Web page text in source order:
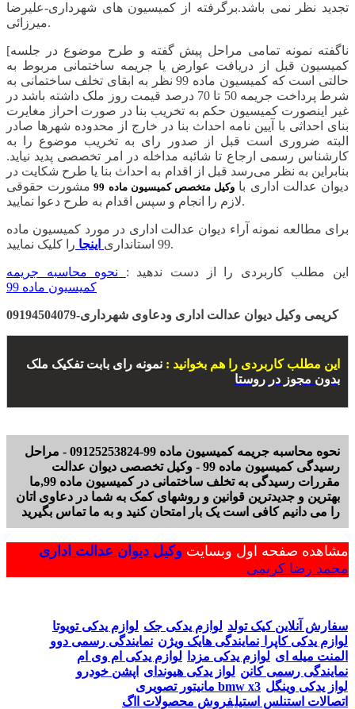
تجدید نظر نمی باشد.برگرفته از کمیسیون های شهرداری-علیرضا
میرزائی.
[ناگفته نمونه تمامی مراحل پیش گفته و طرح موضوع در جلسه
کمیسیون قبل از دریافت عوارض یا جریمه ساختمانی مربوط به
حالتی است که کمیسیون ماده 99 نظر به ابقای تخلف ساختمانی به
شرط پرداخت جریمه 50 تا 70 درصد قیمت روز ملک داشته باشد در
غیر اینصورت کمیسیون حکم به تخریب بنا در صورت احراز مغایرت
بنای احداثی با آیین نامه احداث بنا در خارج از محدوده شهرها صادر
البته ضروری است قبل از صدور رای به تخریب موضوع را به
کارشناس رسمی ارجاع تا شائبه مداخله در امر تخصصی پدید نیاید.
بنابراین به نظر می‌رسد قبل از اقدام به احداث بنا یا طرح شکایت در
دیوان عدالت اداری با وکیل متخصص کمیسیون ماده 99
مشورت حقوقی
لازم را انجام و سپس اقدام به طرح دعوا نمایید.
برای مطالعه نمونه آراء دیوان عدالت اداری در مورد کمیسیون ماده
99 استانداری
اینجا را کلیک نمایید.
این مطلب کاربردی را از دست ندهید :
نحوه محاسبه جریمه
کمیسیون ماده 99
کریمی وکیل دیوان عدالت اداری ودعاوی شهرداری-09194504079
این مطلب کاربردی را هم بخوانید : نمونه رای بابت تفکیک ملک
بدون مجوز در روستا
نحوه محاسبه جریمه کمیسیون ماده 99-09125253824 - مراحل
رسیدگی کمیسیون ماده 99 - وکیل تخصصی دیوان عدالت
مقررات رسیدگی به تخلف ساختمانی در کمیسیون ماده 99,ما
بهترین و جدیدترین قوانین و روشهای کمک به شما در دعاوی اتان
را می دانیم کافی است یک بار امتحان کنید و به ما تماس بگیرید
مشاهده صفحه اول وبسایت وکیل دیوان عدالت اداری
محمد رضا کریمی
سفارش آنلاین کیک تولد لوازم یدکی جک لوازم یدکی تویوتا
لوازم یدکی کاپرا
نمایندگی هایک ویژن نمایندگی رسمی دوو
المنت میله ای لوازم یدکی مزدا
لوازم یدکی ام وی ام
نمایندگی رسمی کانن لواز یدکی هیوندای
اپشن خودرو
مانیتور تصویری bmw x3 لواز یدکی وینگل
اتصالات استنلس استیلفروش محصولات ااگ